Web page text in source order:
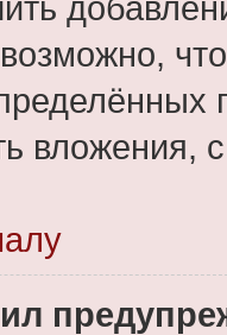
вложения,